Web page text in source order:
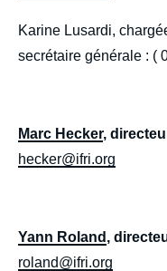
Karine Lusardi,
secrétaire générale : (
Marc Hecker,
hecker@ifri.org
Yann Roland ,
roland@ifri.org